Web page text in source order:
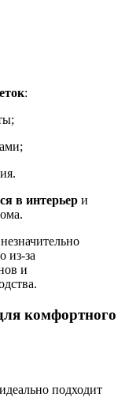
:
в интерьер и
из‑за
и
комфортного
подходит